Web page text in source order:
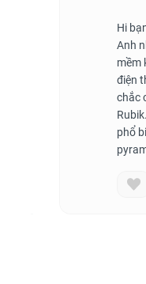
Hi
Anh
mềm
điện
chắc
phổ